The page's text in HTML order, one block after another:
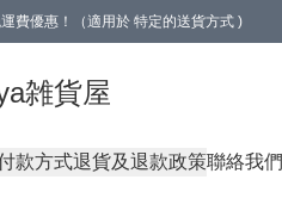
費優惠！（適用於 特定的送貨方式 )
雑貨屋
款方式退貨及退款政策聯絡我們